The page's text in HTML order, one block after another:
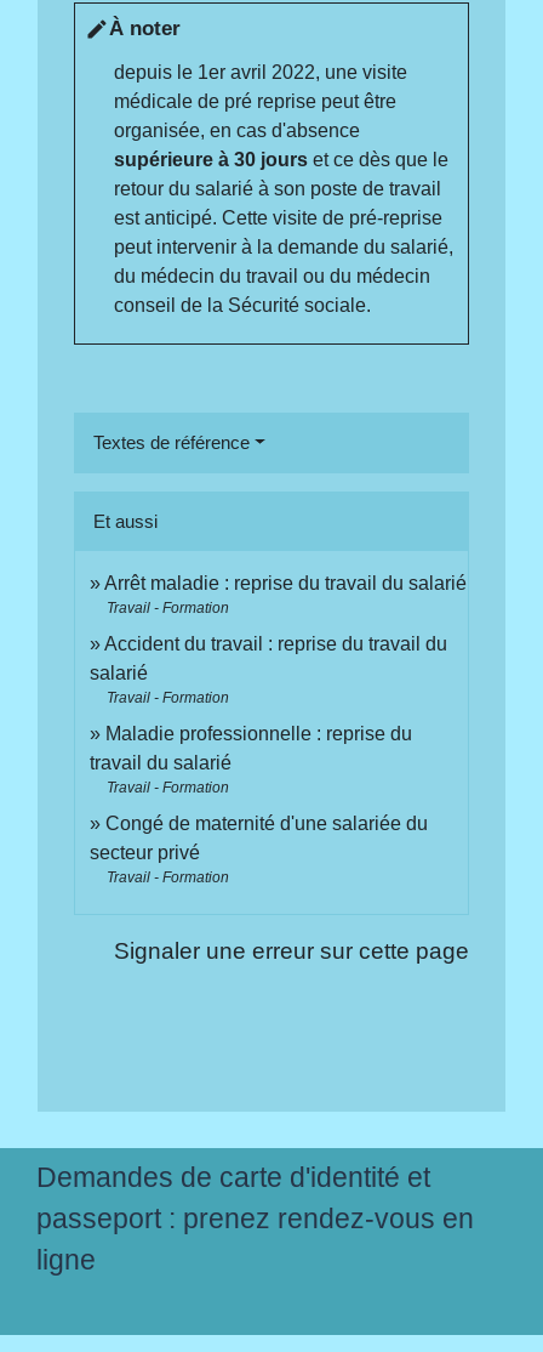
editÀ noter
depuis le 1er avril 2022, une visite
médicale de pré reprise peut être
organisée, en cas d'absence
supérieure à 30 jours et ce dès que le
retour du salarié à son poste de travail
est anticipé. Cette visite de pré-reprise
peut intervenir à la demande du salarié,
du médecin du travail ou du médecin
conseil de la Sécurité sociale.
Textes de référence
Et aussi
Arrêt maladie : reprise du travail du salarié
Travail - Formation
Accident du travail : reprise du travail du
salarié
Travail - Formation
Maladie professionnelle : reprise du
travail du salarié
Travail - Formation
Congé de maternité d'une salariée du
secteur privé
Travail - Formation
Signaler une erreur sur cette page
Demandes de carte d'identité et
passeport : prenez rendez-vous en
ligne